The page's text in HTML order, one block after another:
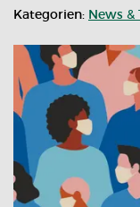
Kategorien: News &